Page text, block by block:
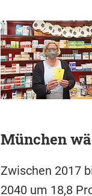
München
Zwischen 2017
2040 um 18,8